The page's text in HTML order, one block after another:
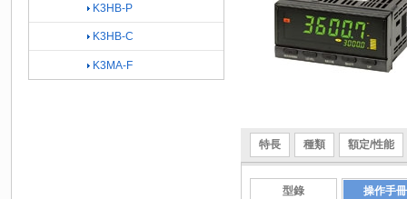
特長 種類 額定/性能
型錄 操作手冊
K3HB-P
K3HB-C
K3MA-F